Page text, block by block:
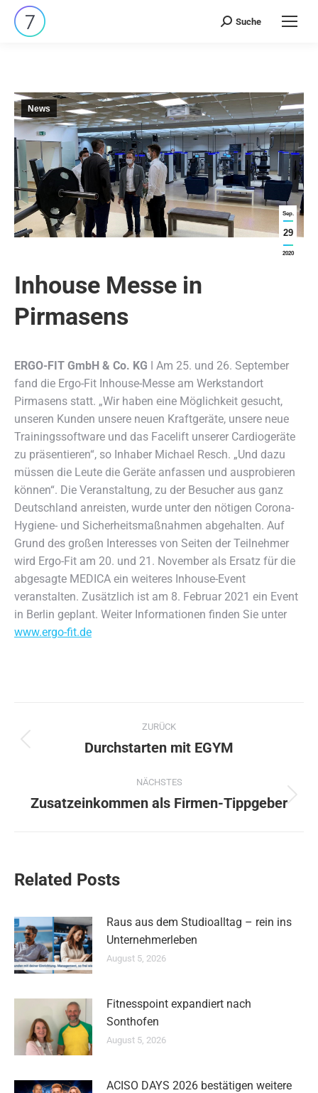
Search:
Suche
Sep.
29
2020
News
Inhouse Messe in
Pirmasens
ERGO-FIT GmbH & Co. KG ǀ Am 25. und 26. September
fand die Ergo-Fit Inhouse-Messe am Werkstandort
Pirmasens statt. „Wir haben eine Möglichkeit gesucht,
unseren Kunden unsere neuen Kraftgeräte, unsere neue
Trainingssoftware und das Facelift unserer Cardiogeräte
zu präsentieren“, so Inhaber Michael Resch. „Und dazu
müssen die Leute die Geräte anfassen und ausprobieren
können“. Die Veranstaltung, zu der Besucher aus ganz
Deutschland anreisten, wurde unter den nötigen Corona-
Hygiene- und Sicherheitsmaßnahmen abgehalten. Auf
Grund des großen Interesses von Seiten der Teilnehmer
wird Ergo-Fit am 20. und 21. November als Ersatz für die
abgesagte MEDICA ein weiteres Inhouse-Event
veranstalten. Zusätzlich ist am 8. Februar 2021 ein Event
in Berlin geplant. Weiter Informationen finden Sie unter
www.ergo-fit.de
Kommentarnavigation
ZURÜCK
Vorheriger
Durchstarten mit EGYM
NÄCHSTES
Nächster
Zusatzeinkommen als Firmen-Tippgeber
Related Posts
Raus aus dem Studioalltag – rein ins
Unternehmerleben
August 5, 2026
Fitnesspoint expandiert nach
Sonthofen
August 5, 2026
ACISO DAYS 2026 bestätigen weitere